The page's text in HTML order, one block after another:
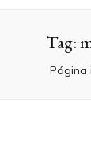
Tag:
Página